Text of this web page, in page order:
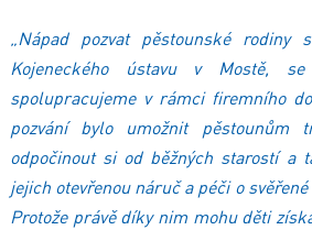
„Nápad pozvat pěstounské rodiny
Kojeneckého ústavu v Mostě,
spolupracujeme v rámci firemního
pozvání bylo umožnit pěstounům
odpočinout si od běžných starostí a
jejich otevřenou náruč a péči o
Protože právě díky nim mohu děti